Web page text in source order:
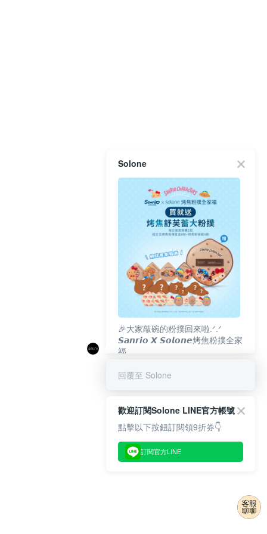
Solone
🎉大家敲碗的粉撲回來啦.ᐟ‪‪.ᐟ
𝙎𝙖𝙣𝙧𝙞𝙤 𝙓 𝙎𝙤𝙡𝙤𝙣𝙚烤焦粉撲全家
福
回覆至 Solone
歡迎訂閱Solone LINE官方帳號
點擊以下按鈕訂閱領9折券👇
訂閱官方LINE